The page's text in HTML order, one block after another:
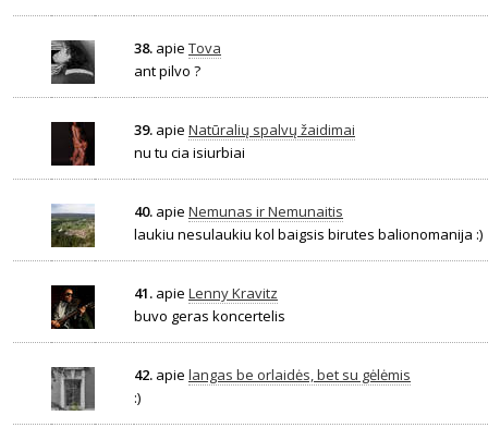
38. apie Tova
ant pilvo ?
39. apie Natūralių spalvų žaidimai
nu tu cia isiurbiai
40. apie Nemunas ir Nemunaitis
laukiu nesulaukiu kol baigsis birutes balionomanija :)
41. apie Lenny Kravitz
buvo geras koncertelis
42. apie langas be orlaidės, bet su gėlėmis
:)